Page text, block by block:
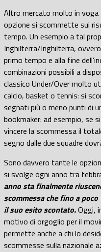
Altro mercato molto in voga
opzione si scommette sui
tempo. Un esempio a tal
Inghilterra/Inghilterra,
primo tempo e alla fine
combinazioni possibili a
classico Under/Over molto
calcio, basket o tennis: si
segnati più o meno punti di
bookmaker: ad esempio, se
vincere la scommessa il
segno dalle due squadre
Sono davvero tante le
si svolge ogni anno tra
anno sta finalmente
scommessa che fino a
il suo esito scontato.Oggi,
motivo di orgoglio per il
permette anche a chi lo
scommesse sulla nazionale